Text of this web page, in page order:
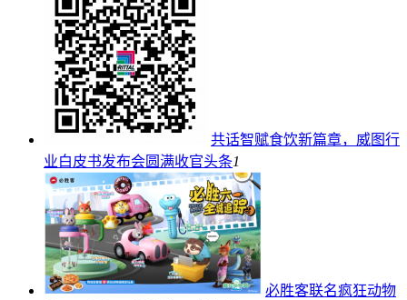
共话智赋食饮新篇章，威图行
业白皮书发布会圆满收官头条1
必胜客联名疯狂动物